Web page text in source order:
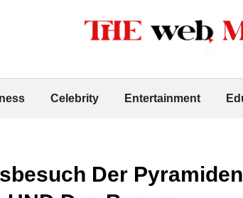
Celebrity Entertainment
Der